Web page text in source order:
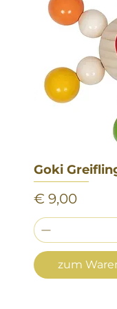
Goki
Preis
€ 9,00
zum